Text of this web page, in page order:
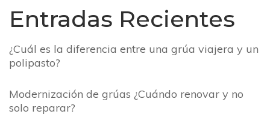
Entradas Recientes
¿Cuál es la diferencia entre una grúa viajera y un
polipasto?
Modernización de grúas ¿Cuándo renovar y no
solo reparar?